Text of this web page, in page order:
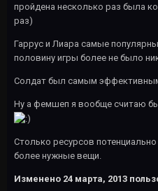
пройдена несколько раз была
раз)
Гаррус и Лиара самые
половину игры более не было
Солдат был самым эффективным
Ну а фемшеп я вообще считаю
Столько ресурсов
более нужные вещи.
Изменено 24 марта, 2013